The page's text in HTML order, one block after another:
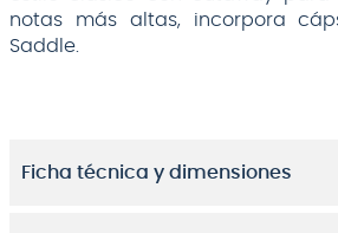
notas más altas, incorpora
Saddle.
Ficha técnica y dimensiones